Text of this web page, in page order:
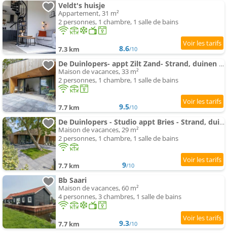
Veldt's huisje
Appartement, 31 m²
2 personnes, 1 chambre, 1 salle de bains
7.3 km 8.6/10
De Duinlopers- appt Zilt Zand- Strand, duinen en nabij cultuur steden
Maison de vacances, 33 m²
2 personnes, 1 chambre, 1 salle de bains
7.7 km 9.5/10
De Duinlopers - Studio appt Bries - Strand, duinen en nabij cultuur steden
Maison de vacances, 29 m²
2 personnes, 1 chambre, 1 salle de bains
7.7 km 9/10
Bb Saari
Maison de vacances, 60 m²
4 personnes, 3 chambres, 1 salle de bains
7.7 km 9.3/10